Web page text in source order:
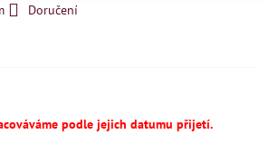
Doručení
podle jejich datumu přijetí.